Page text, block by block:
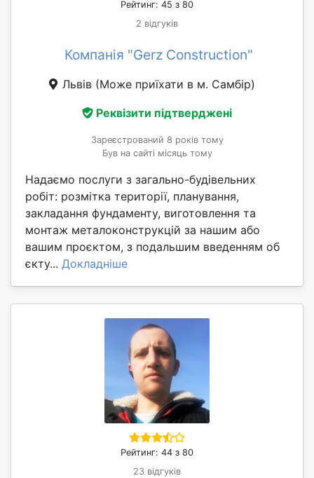
Рейтинг: 45 з 80
2 відгуків
Компанія "Gerz Construction"
Львів (Може приїхати в м. Самбір)
Реквізити підтверджені
Зареєстрований 8 років тому
Був на сайті місяць тому
Надаємо послуги з загально-будівельних
робіт: розмітка території, планування,
закладання фундаменту, виготовлення та
монтаж металоконструкцій за нашим або
вашим проєктом, з подальшим введенням об
єкту... Докладніше
Рейтинг: 44 з 80
23 відгуків